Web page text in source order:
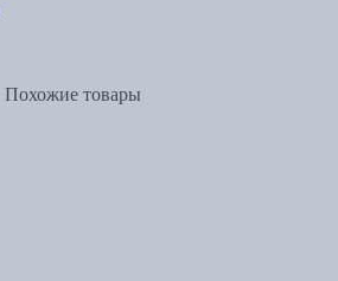
Похожие товары